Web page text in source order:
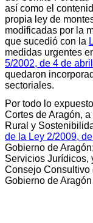
así como el
propia ley de
modificadas por la
que sucedió con la
medidas urgentes
5/2002, de 4 de abril
quedaron
sectoriales.
Por todo lo
Cortes de Aragón,
Rural y
de la Ley 2/2009,
Gobierno de
Servicios Jurídicos,
Consejo Consultivo
Gobierno de